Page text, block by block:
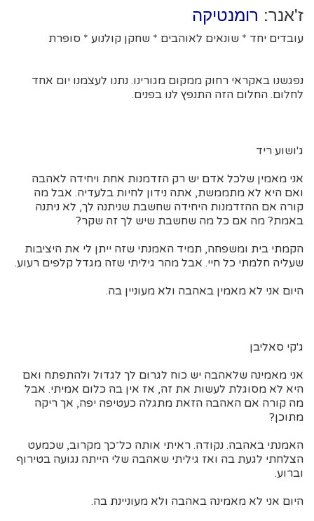
ז'אנר: רומנטיקה
עובדים יחד * שונאים לאוהבים * שחקן קולנוע * סופרת
נפגשנו באקראי רחוק ממקום מגורינו. נתנו לעצמנו יום אחד
לחלום. החלום הזה התנפץ לנו בפנים.
ג'ושוע ריד
אני מאמין שלכל אדם יש רק הזדמנות אחת ויחידה לאהבה
ואם היא לא מתממשת, אתה נידון לחיות בלעדיה. אבל מה
קורה אם ההזדמנות היחידה שחשבת שניתנה לך, לא ניתנה
באמת? מה אם כל מה שחשבת שיש לך זה שקר?
הקמתי בית ומשפחה, תמיד האמנתי שזה ייתן לי את היציבות
שעליה חלמתי כל חיי. אבל מהר גיליתי שזה מגדל קלפים רעוע.
היום אני לא מאמין באהבה ולא מעוניין בה.
ג'קי סאליבן
אני מאמינה שלאהבה יש כוח לגרום לך לגדול ולהתפתח ואם
היא לא מסוגלת לעשות את זה, אז אין בה כלום אמיתי. אבל
מה קורה אם האהבה הזאת מתגלה כעטיפה יפה, אך ריקה
מתוכן?
האמנתי באהבה. נקודה. ראיתי אותה כל־כך מקרוב, שכמעט
הצלחתי לגעת בה ואז גיליתי שאהבה שלי הייתה נגועה בטירוף
וברוע.
היום אני לא מאמינה באהבה ולא מעוניינת בה.